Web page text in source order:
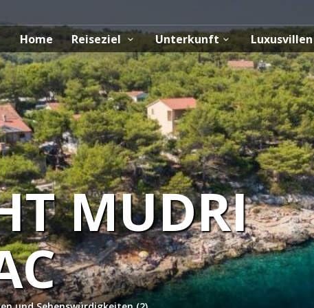
Home Reiseziel Unterkunft Luxusvillen
MUDRI